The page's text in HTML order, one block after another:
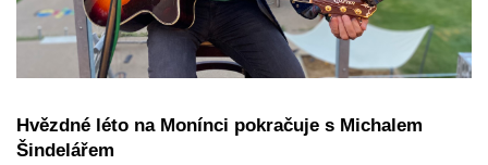
Hvězdné léto na Monínci pokračuje s Michalem
Šindelářem